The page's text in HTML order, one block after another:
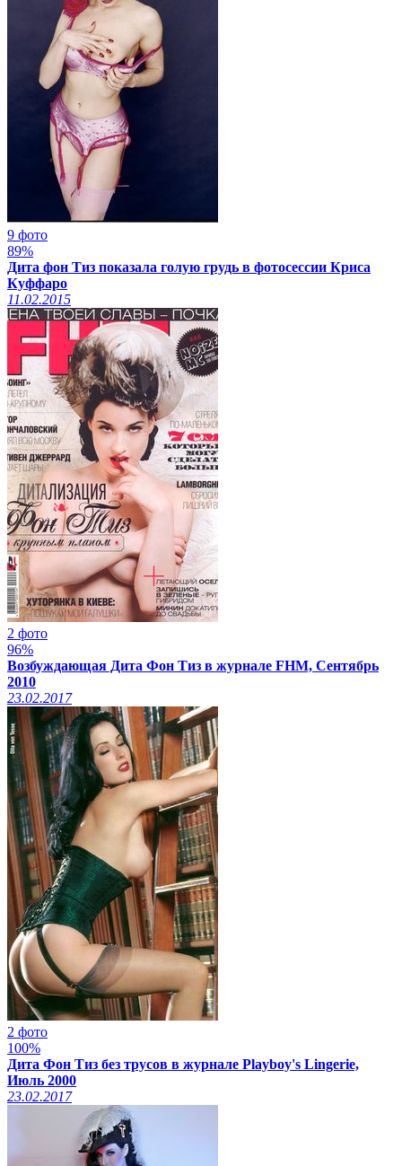
9 фото
89%
Дита фон Тиз показала голую грудь в фотосессии Криса
Куффаро
11.02.2015
2 фото
96%
Возбуждающая Дита Фон Тиз в журнале FHM, Сентябрь
2010
23.02.2017
2 фото
100%
Дита Фон Тиз без трусов в журнале Playboy's Lingerie,
Июль 2000
23.02.2017